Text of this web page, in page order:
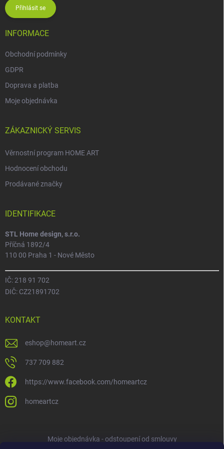
Přihlásit se
INFORMACE
Obchodní podmínky
GDPR
Doprava a platba
Moje objednávka
ZÁKAZNICKÝ SERVIS
Věrnostní program HOME ART
Hodnocení obchodu
Prodávané značky
IDENTIFIKACE
STL Home design, s.r.o.
Příčná 1892/4
110 00 Praha 1 - Nové Město
IČ: 218 91 702
DIČ: CZ21891702
KONTAKT
eshop@homeart.cz
737 709 882
https://www.facebook.com/homeartcz
homeartcz
Moje objednávka - odstoupení od smlouvy